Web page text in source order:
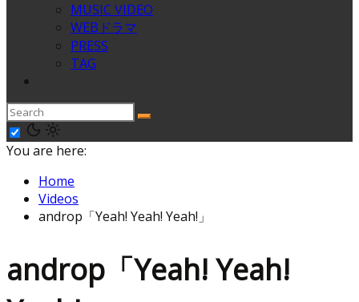
MUSIC VIDEO
WEBドラマ
PRESS
TAG
You are here:
Home
Videos
androp「Yeah! Yeah! Yeah!」
androp「Yeah! Yeah!